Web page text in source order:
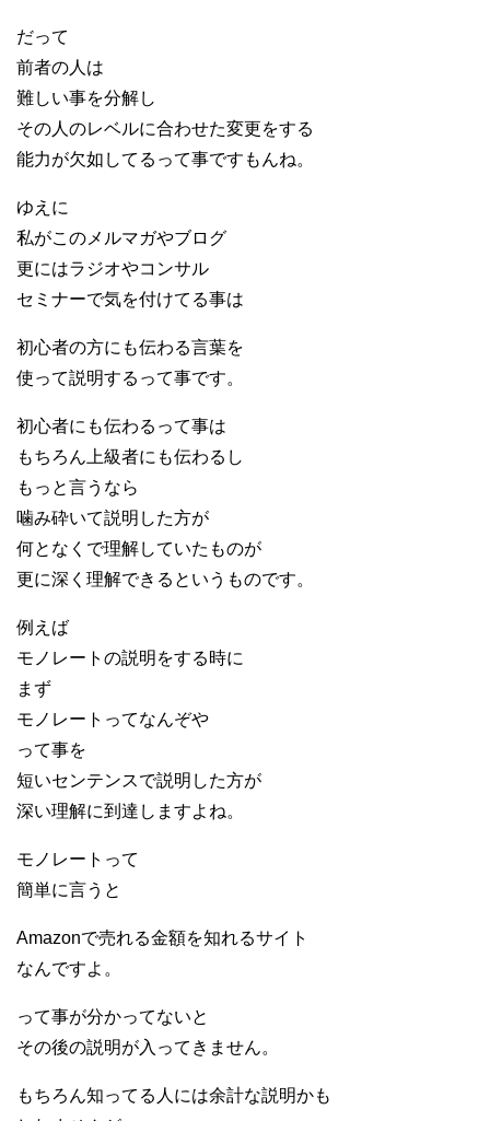
だって
前者の人は
難しい事を分解し
その人のレベルに合わせた変更をする
能力が欠如してるって事ですもんね。
ゆえに
私がこのメルマガやブログ
更にはラジオやコンサル
セミナーで気を付けてる事は
初心者の方にも伝わる言葉を
使って説明するって事です。
初心者にも伝わるって事は
もちろん上級者にも伝わるし
もっと言うなら
噛み砕いて説明した方が
何となくで理解していたものが
更に深く理解できるというものです。
例えば
モノレートの説明をする時に
まず
モノレートってなんぞや
って事を
短いセンテンスで説明した方が
深い理解に到達しますよね。
モノレートって
簡単に言うと
Amazonで売れる金額を知れるサイト
なんですよ。
って事が分かってないと
その後の説明が入ってきません。
もちろん知ってる人には余計な説明かも